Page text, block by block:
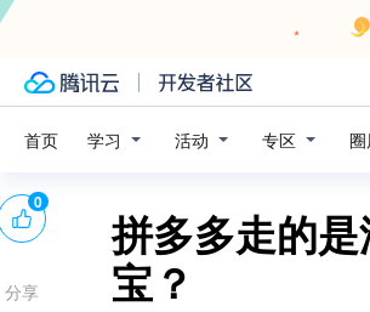
首页 学习 活动 专区
拼多多走的
宝？
0
分享